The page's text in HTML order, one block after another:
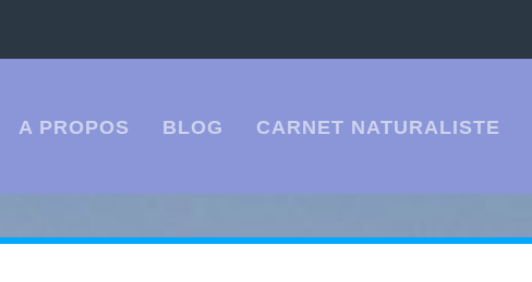
A PROPOS BLOG CARNET NATURALISTE